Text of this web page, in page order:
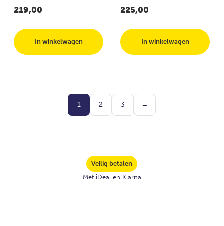
219,00
In winkelwagen
225,00
In winkelwagen
1 2 3 →
Veilig betalen
Met iDeal en Klarna